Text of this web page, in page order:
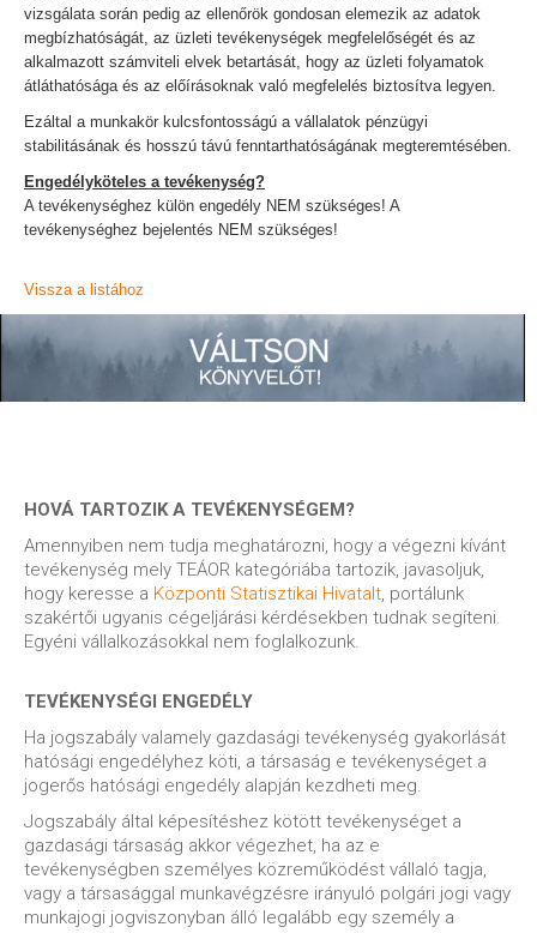
vizsgálata során pedig az ellenőrök gondosan elemezik az adatok
megbízhatóságát, az üzleti tevékenységek megfelelőségét és az
alkalmazott számviteli elvek betartását, hogy az üzleti folyamatok
átláthatósága és az előírásoknak való megfelelés biztosítva legyen.
Ezáltal a munkakör kulcsfontosságú a vállalatok pénzügyi
stabilitásának és hosszú távú fenntarthatóságának megteremtésében.
Engedélyköteles a tevékenység?
A tevékenységhez külön engedély NEM szükséges! A
tevékenységhez bejelentés NEM szükséges!
Vissza a listához
HOVÁ TARTOZIK A TEVÉKENYSÉGEM?
Amennyiben nem tudja meghatározni, hogy a végezni kívánt
tevékenység mely TEÁOR kategóriába tartozik, javasoljuk,
hogy keresse a Központi Statisztikai Hivatalt , portálunk
szakértői ugyanis cégeljárási kérdésekben tudnak segíteni.
Egyéni vállalkozásokkal nem foglalkozunk.
TEVÉKENYSÉGI ENGEDÉLY
Ha jogszabály valamely gazdasági tevékenység gyakorlását
hatósági engedélyhez köti, a társaság e tevékenységet a
jogerős hatósági engedély alapján kezdheti meg.
Jogszabály által képesítéshez kötött tevékenységet a
gazdasági társaság akkor végezhet, ha az e
tevékenységben személyes közreműködést vállaló tagja,
vagy a társasággal munkavégzésre irányuló polgári jogi vagy
munkajogi jogviszonyban álló legalább egy személy a